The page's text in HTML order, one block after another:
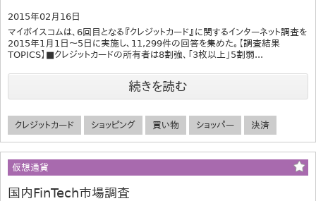
2015年02月16日
マイボイスコムは、6回目となる『クレジットカード』に関するインターネット調査を
2015年1月1日～5日に実施し、11,299件の回答を集めた。【調査結果
TOPICS】■クレジットカードの所有者は8割強、「3枚以上」5割弱...
続きを読む
クレジットカード ショッピング 買い物 ショッパー 決済
仮想通貨
国内FinTech市場調査